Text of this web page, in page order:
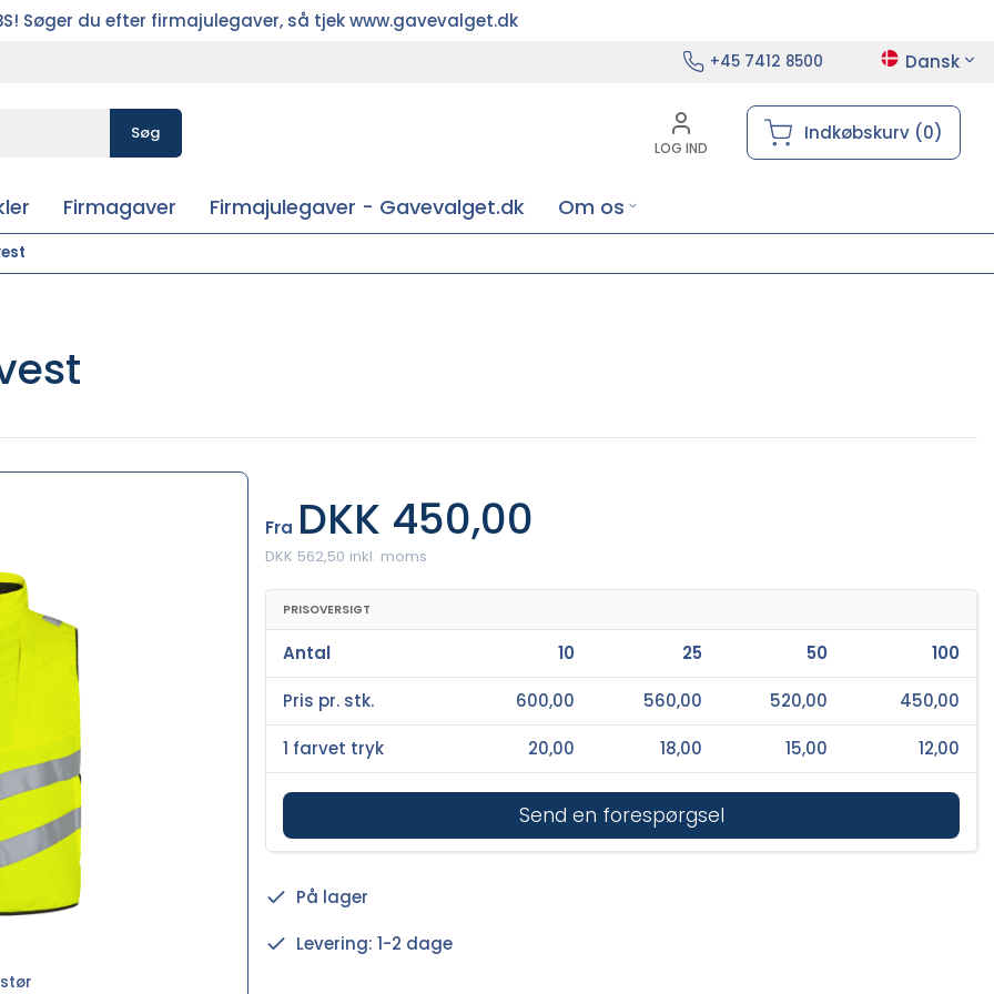
Søger du efter firmajulegaver, så tjek www.gavevalget.dk
+45 7412 8500 Dansk
Søg
LOG IND
Indkøbskurv (0)
Firmagaver Firmajulegaver - Gavevalget.dk Om os
Fra DKK 450,00
DKK 562,50 inkl. moms
PRISOVERSIGT
Send en forespørgsel
Antal 10 25 50 100
Pris pr. stk. 600,00 560,00 520,00 450,00
1 farvet tryk 20,00 18,00 15,00 12,00
På lager
Levering: 1-2 dage